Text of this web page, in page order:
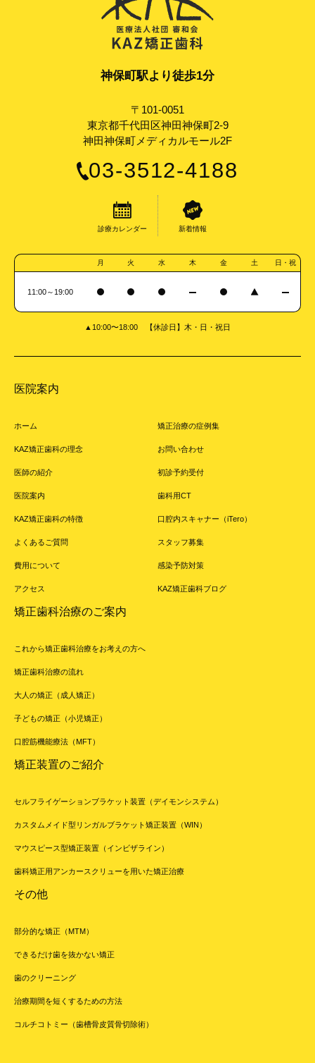
神保町駅より徒歩1分
〒101-0051
東京都千代田区神田神保町2-9
神田神保町メディカルモール2F
03-3512-4188
診療カレンダー 新着情報
月 火 水 木 金 土 日・祝
11:00～19:00
▲10:00〜18:00 【休診日】木・日・祝日
医院案内
ホーム
KAZ矯正歯科の理念
医師の紹介
医院案内
KAZ矯正歯科の特徴
よくあるご質問
費用について
アクセス
矯正治療の症例集
お問い合わせ
初診予約受付
歯科用CT
口腔内スキャナー（iTero）
スタッフ募集
感染予防対策
KAZ矯正歯科ブログ
矯正歯科治療のご案内
これから矯正歯科治療をお考えの方へ
矯正歯科治療の流れ
大人の矯正（成人矯正）
子どもの矯正（小児矯正）
口腔筋機能療法（MFT）
矯正装置のご紹介
セルフライゲーションブラケット装置（デイモンシステム）
カスタムメイド型リンガルブラケット矯正装置（WIN）
マウスピース型矯正装置（インビザライン）
歯科矯正用アンカースクリューを用いた矯正治療
その他
部分的な矯正（MTM）
できるだけ歯を抜かない矯正
歯のクリーニング
治療期間を短くするための方法
コルチコトミー（歯槽骨皮質骨切除術）